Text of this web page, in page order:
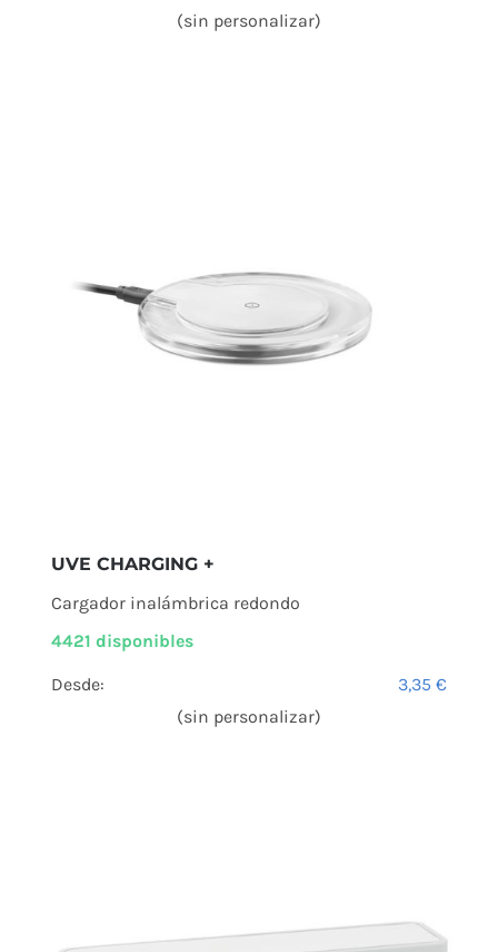
(sin personalizar)
UVE CHARGING +
Cargador inalámbrica redondo
4421 disponibles
Desde: 3,35€
(sin personalizar)